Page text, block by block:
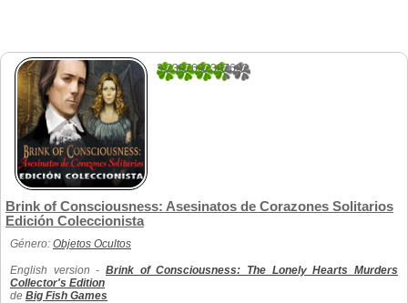
3.2307692307692
Brink of Consciousness: Asesinatos de Corazones Solitarios
Edición Coleccionista
Género: Objetos Ocultos
English version - Brink of Consciousness: The Lonely Hearts Murders
Collector's Edition
de Big Fish Games